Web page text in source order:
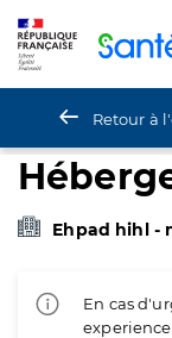
Retour à
Ehpad hihl -
En cas